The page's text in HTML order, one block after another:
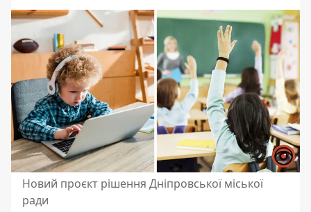
Новий проєкт рішення Дніпровської міської
ради